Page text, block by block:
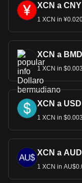
XCN a CNY
1 XCN in
XCN a BMD
1 XCN in
XCN a USD
1 XCN in
XCN a AUD
1 XCN in